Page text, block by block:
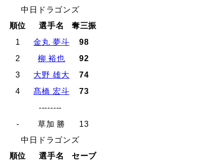
中日ドラゴンズ
順位
選手名
奪三振
1
金丸 夢斗
98
2
柳 裕也
92
3
大野 雄大
74
4
髙橋 宏斗
73
--------
-
草加 勝
13
中日ドラゴンズ
順位
選手名
セーブ